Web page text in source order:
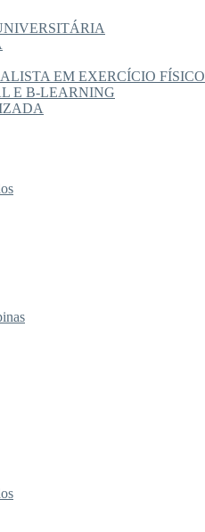
EM EXERCÍCIO FÍSICO
E B-LEARNING